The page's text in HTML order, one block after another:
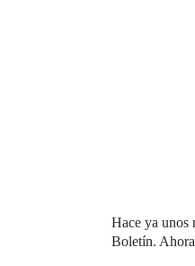
Hace ya unos
Boletín.